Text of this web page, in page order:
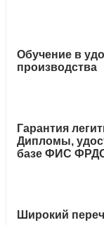
Обучение в
производства
Гарантия
Дипломы,
базе ФИС
Широкий